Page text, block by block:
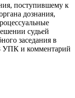
поступившему к
дознания,
судьей
заседания в
УПК и комментарий